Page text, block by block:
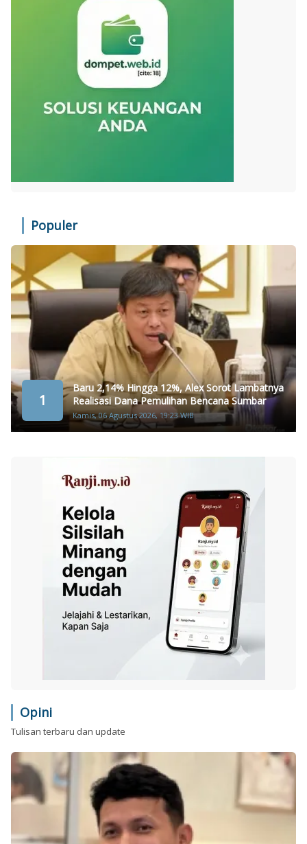
Populer
1
Baru 2,14% Hingga 12%, Alex Sorot Lambatnya
Realisasi Dana Pemulihan Bencana Sumbar
Kamis, 06 Agustus 2026, 19:23 WIB
Opini
Tulisan terbaru dan update